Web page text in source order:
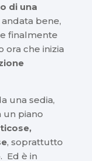
di una
andata bene,
finalmente
ora che inizia
una sedia,
un piano
, soprattutto
Ed è in